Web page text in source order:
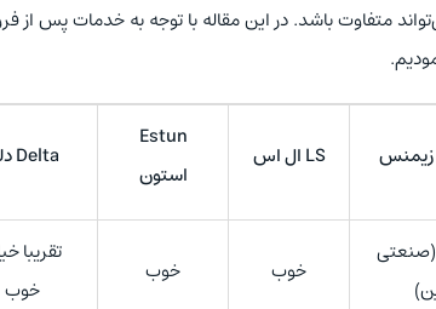
متفاوت باشد. در این مقاله با توجه به خدمات پس
LS ال اس
Estun
استون
Delta دلتا
(صنعتی
خوب خوب
تقریبا
خوب